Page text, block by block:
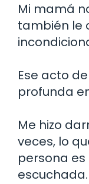
Mi mamá
también le
Ese acto
profunda
Me hizo
veces, lo
persona
escuchada.